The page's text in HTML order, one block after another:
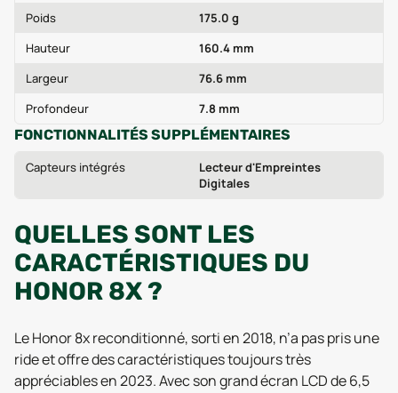
Poids
175.0 g
Hauteur
160.4 mm
Largeur
76.6 mm
Profondeur
7.8 mm
FONCTIONNALITÉS SUPPLÉMENTAIRES
Capteurs intégrés
Lecteur d'Empreintes
Digitales
QUELLES SONT LES
CARACTÉRISTIQUES DU
HONOR 8X ?
Le Honor 8x reconditionné, sorti en 2018, n’a pas pris une
ride et offre des caractéristiques toujours très
appréciables en 2023. Avec son grand écran LCD de 6,5